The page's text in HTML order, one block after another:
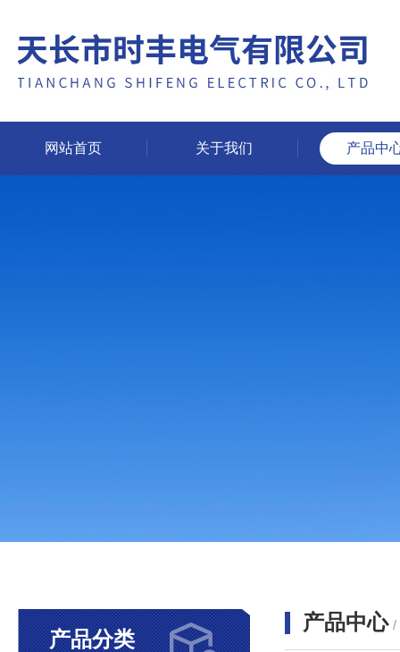
网站首页 关于我们 产品中
产品分类
产品中心 /